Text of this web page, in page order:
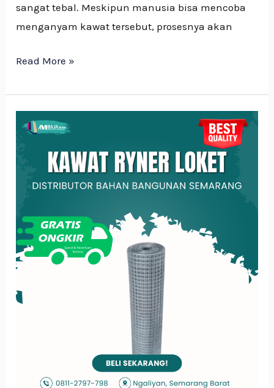
sangat tebal. Meskipun manusia bisa mencoba
menganyam kawat tersebut, prosesnya akan
Read More »
Mengenal
Kawat
Serbaguna
untuk
Konstruksi
dan
Keamanan